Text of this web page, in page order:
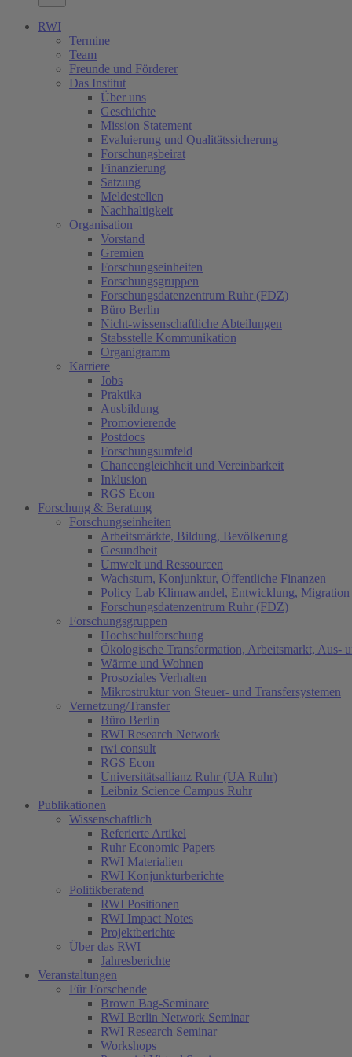
RWI
Termine
Team
Freunde und Förderer
Das Institut
Über uns
Geschichte
Mission Statement
Evaluierung und Qualitätssicherung
Forschungsbeirat
Finanzierung
Satzung
Meldestellen
Nachhaltigkeit
Organisation
Vorstand
Gremien
Forschungseinheiten
Forschungsgruppen
Forschungsdatenzentrum Ruhr (FDZ)
Büro Berlin
Nicht-wissenschaftliche Abteilungen
Stabsstelle Kommunikation
Organigramm
Karriere
Jobs
Praktika
Ausbildung
Promovierende
Postdocs
Forschungsumfeld
Chancengleichheit und Vereinbarkeit
Inklusion
RGS Econ
Forschung & Beratung
Forschungseinheiten
Arbeitsmärkte, Bildung, Bevölkerung
Gesundheit
Umwelt und Ressourcen
Wachstum, Konjunktur, Öffentliche Finanzen
Policy Lab Klimawandel, Entwicklung, Migration
Forschungsdatenzentrum Ruhr (FDZ)
Forschungsgruppen
Hochschulforschung
Ökologische Transformation, Arbeitsmarkt, Aus-
Wärme und Wohnen
Prosoziales Verhalten
Mikrostruktur von Steuer- und Transfersystemen
Vernetzung/Transfer
Büro Berlin
RWI Research Network
rwi consult
RGS Econ
Universitätsallianz Ruhr (UA Ruhr)
Leibniz Science Campus Ruhr
Publikationen
Wissenschaftlich
Referierte Artikel
Ruhr Economic Papers
RWI Materialien
RWI Konjunkturberichte
Politikberatend
RWI Positionen
RWI Impact Notes
Projektberichte
Über das RWI
Jahresberichte
Veranstaltungen
Für Forschende
Brown Bag-Seminare
RWI Berlin Network Seminar
RWI Research Seminar
Workshops